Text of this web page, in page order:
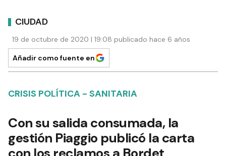
CIUDAD
19 de octubre de 2020 | 19:08 publicado hace 6 años
Añadir como fuente en
CRISIS POLÍTICA - SANITARIA
Con su salida consumada, la
gestión Piaggio publicó la carta